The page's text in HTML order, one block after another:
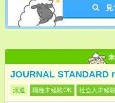
JOURNAL
派遣 職種未経験OK 社会人未経